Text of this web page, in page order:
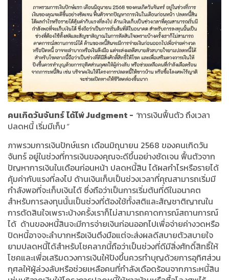
คนเกิดวันจันทร์ได้ไพ่Judgment - “การเงินฟื้นตัว ถึงเวลา
ปลดหนี้ เริ่มมีเก็บ”
ภาพรวมการเงินปักษ์แรก เดือนมิถุนายน 2568 ของคนเกิดวัน
จันทร์ อยู่ในช่วงที่การเงินของคุณจะดีขึ้นอย่างชัดเจน ฟื้นตัวจาก
ปัญหาการเงินในเดือนก่อนหน้า ปลดหนี้สิน ได้ผลกำไรหรือรายได้
คุ้มค่ากับแรงที่ลงไป ด้านเงินเก็บเป็นช่วงเวลาที่คุณสามารถเริ่มมี
กำลังพอที่จะเก็บเงินได้ ซึ่งถือว่าเป็นการเริ่มต้นที่ดีในอนาคต
สำหรับการลงทุนนั้นเป็นช่วงที่ต้องใช้ทั้งสติและสัญชาติญาณใน
การตัดสินใจเพราะบ้างครั้งเราก็ไม่สามารถคาดการณ์สถานการณ์
ได้ ด้านของหนี้สินจะมีการจ่ายเงินก่อนออกไปเพื่อจ่ายค่างวดหรือ
ปิดหนี้อาจจะลำบากหรือเงินตึงมือแต่จะส่งผลดีสบายตัวสบายใจ
ยามปลดหนี้ได้สำหรับโชคลาภนี้ถือว่าเป็นช่วงที่ดีมีสิ่งศักดิ์สิทธิ์ให้
โชคและเพื่อเสริมดวงการเงินให้ปังขึ้นควรทำบุญด้วยการอุทิศส่วน
กุศลให้ผู้ล่วงลับหรือช่วยเหลือคนที่กำลังเดือดร้อนจากภาระหนี้สิน